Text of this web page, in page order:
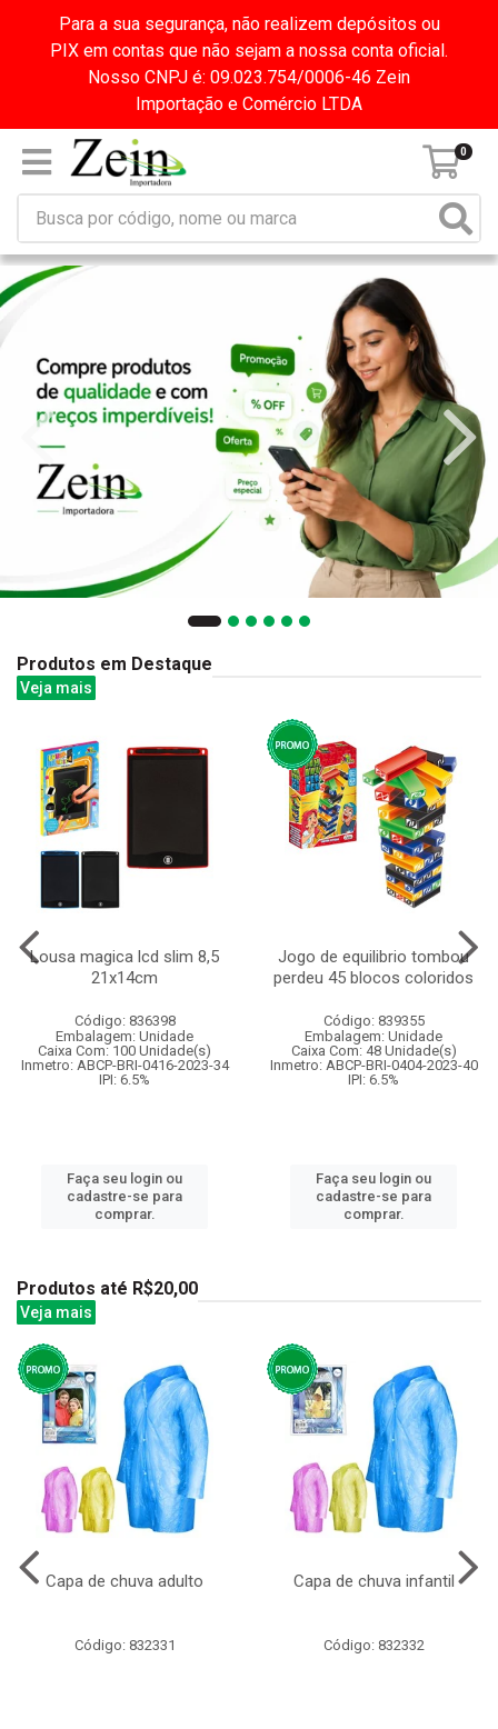
Para a sua segurança, não realizem depósitos ou
PIX em contas que não sejam a nossa conta oficial.
Nosso CNPJ é: 09.023.754/0006-46 Zein
Importação e Comércio LTDA
0
Produtos em Destaque
Veja mais
Lousa magica lcd slim 8,5
21x14cm
Código: 836398
Embalagem: Unidade
Caixa Com: 100 Unidade(s)
Inmetro: ABCP-BRI-0416-2023-34
IPI: 6.5%
Faça seu login ou
cadastre-se para
comprar.
Jogo de equilibrio tombou
perdeu 45 blocos coloridos
Código: 839355
Embalagem: Unidade
Caixa Com: 48 Unidade(s)
Inmetro: ABCP-BRI-0404-2023-40
IPI: 6.5%
Faça seu login ou
cadastre-se para
comprar.
Produtos até R$20,00
Veja mais
Capa de chuva adulto
Código: 832331
Capa de chuva infantil
Código: 832332